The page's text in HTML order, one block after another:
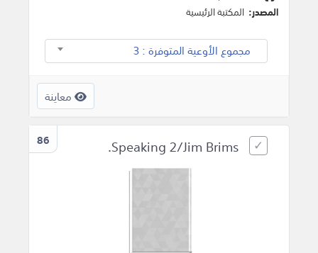
المصدر: المكتبة الرئيسية
مجموع الأوعية المتوفرة : 3
معاينة
86